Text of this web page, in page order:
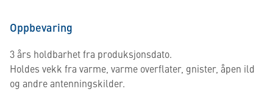
Oppbevaring
3 års holdbarhet fra produksjonsdato.
Holdes vekk fra varme, varme overflater, gnister, åpen ild
og andre antenningskilder.